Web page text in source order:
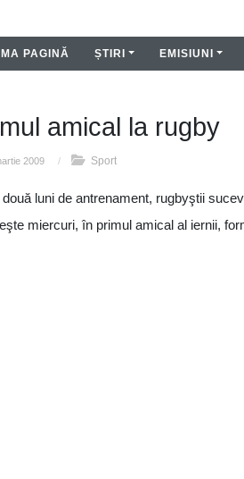
PAGINĂ ȘTIRI EMISIUNI
amical la rugby
2009 / Sport
două luni de antrenament, rugbyştii
miercuri, în primul amical al iernii,